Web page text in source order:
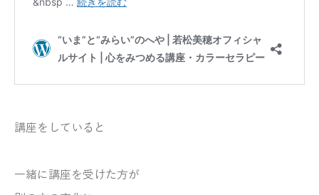
講座をしていると
一緒に講座を受けた方が